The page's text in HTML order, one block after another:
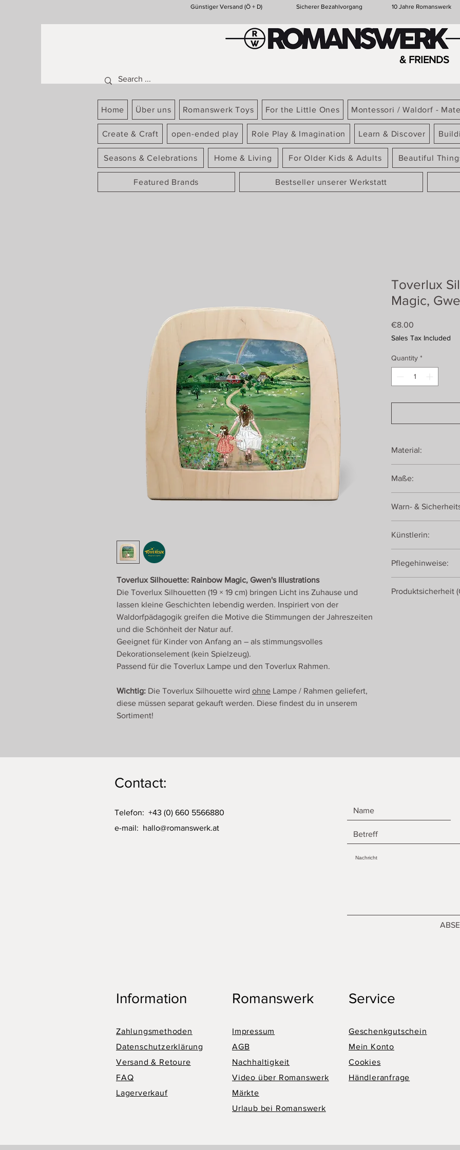
Günstiger Versand (Ö + D) Sicherer Bezahlvorgang 10 Jahre Romanswerk
& FRIENDS
Home Über uns Romanswerk Toys For the Little Ones Montessori / Waldorf -
Create & Craft open-ended play Role Play & Imagination Learn & Discover
Seasons & Celebrations Home & Living For Older Kids & Adults Beautiful
Featured Brands Bestseller unserer Werkstatt
Toverlux Silhouette: Rainbow Magic, Gwen's Illustrations
Die Toverlux Silhouetten (19 × 19 cm) bringen Licht ins Zuhause und
lassen kleine Geschichten lebendig werden. Inspiriert von der
Waldorfpädagogik greifen die Motive die Stimmungen der Jahreszeiten
und die Schönheit der Natur auf.
Geeignet für Kinder von Anfang an – als stimmungsvolles
Dekorationselement (kein Spielzeug).
Passend für die Toverlux Lampe und den Toverlux Rahmen.
Wichtig: Die Toverlux Silhouette wird ohne Lampe / Rahmen geliefert,
diese müssen separat gekauft werden. Diese findest du in unserem
Sortiment!
Toverlux
Magic,
€8.00
Sales Tax Included
Quantity *
Material:
Maße:
Warn- &
Künstlerin:
Pflegehinweise:
feuchten Tuch
Produktsicherheit
Contact:
Telefon: +43 (0) 660 5566880
e-mail: hallo@romanswerk.at
Information
Zahlungsmethoden
Datenschutzerklärung
Versand & Retoure
FAQ
Lagerverkauf
Romanswerk
Impressum
AGB
Nachhaltigkeit
Video über Romanswerk
Märkte
Urlaub bei Romanswerk
Service
Geschenkgutschein
Mein Konto
Cookies
Händleranfrage